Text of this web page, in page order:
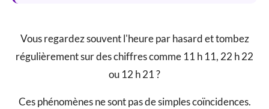
Vous regardez souvent l'heure par hasard et tombez
régulièrement sur des chiffres comme 11 h 11, 22 h 22
ou 12 h 21 ?
Ces phénomènes ne sont pas de simples coïncidences.